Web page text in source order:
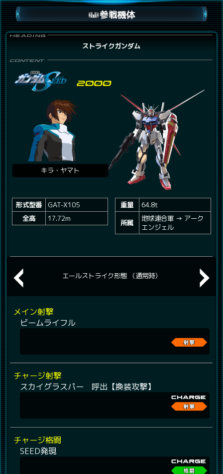
参戦機体
ストライクガンダム
キラ・ヤマト
形式型番
GAT-X105
全高
17.72m
重量
64.8t
所属
地球連合軍 → アーク
エンジェル
エールストライク形態 （通常時）
メイン射撃
ビームライフル
チャージ射撃
スカイグラスパー 呼出【換装攻撃】
チャージ格闘
SEED発現